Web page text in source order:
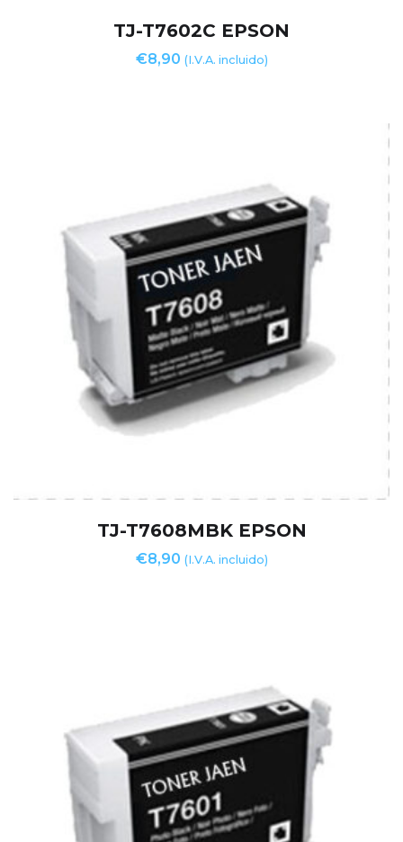
TJ-T7602C EPSON
€8,90 (I.V.A. incluido)
TJ-T7608MBK EPSON
€8,90 (I.V.A. incluido)